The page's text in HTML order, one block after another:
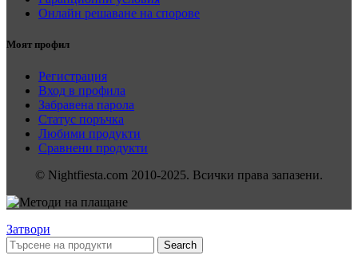
Онлайн решаване на спорове
Моят профил
Регистрация
Вход в профила
Забравена парола
Статус поръчка
Любими продукти
Сравнени продукти
© Nightfiesta.com 2010-2025. Всички права запазени.
Затвори
Search